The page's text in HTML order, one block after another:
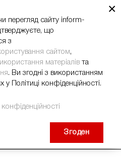
×
перегляд сайту inform-
що
з
сайтом,
матеріалів та
. Ви згодні з використанням
Політиці конфіденційності.
Згоден